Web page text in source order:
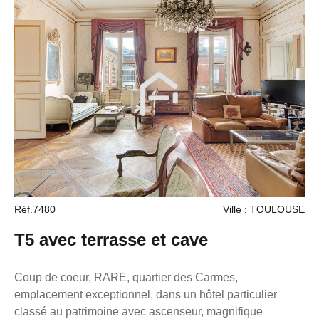
ou organiser une visite ! La présente annonce
immobilière a été rédigée sous la responsabilité
éditoriale de M. ZAFRAN Frédéric, mandataire
indépendant en immobilier (sans détention de fonds),
agent commercial du Réseau France Proprio, immatriculé
au RSAC de Toulouse sous le numéro 503111049
titulaire de la carte de démarchage immobilier pour le
compte de la société France Proprio).
Réf.7480 Ville : TOULOUSE
T5 avec terrasse et cave
Coup de coeur, RARE, quartier des Carmes,
emplacement exceptionnel, dans un hôtel particulier
classé au patrimoine avec ascenseur, magnifique